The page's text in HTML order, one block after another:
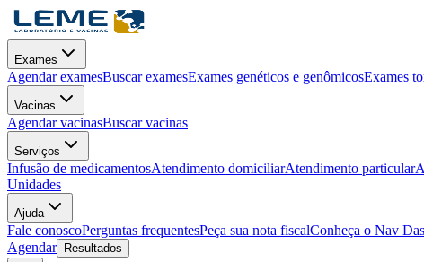
Exames
Agendar examesBuscar examesExames genéticos e genômicosExames
Vacinas
Agendar vacinasBuscar vacinas
Serviços
Infusão de medicamentosAtendimento domiciliarAtendimento particular
Unidades
Ajuda
Fale conoscoPerguntas frequentesPeça sua nota fiscalConheça o Nav
Agendar
Resultados